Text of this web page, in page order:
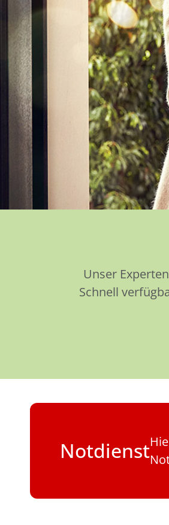
Unser
Schnell
Notdienst